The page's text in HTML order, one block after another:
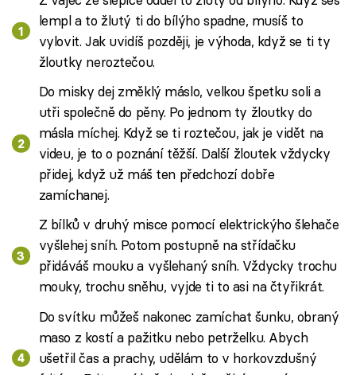
lempl a to žlutý ti do bílýho spadne, musíš to
vylovit. Jak uvidíš později, je výhoda, když se ti ty
žloutky neroztečou.
Do misky dej změklý máslo, velkou špetku soli a
utři společně do pěny. Po jednom ty žloutky do
másla míchej. Když se ti roztečou, jak je vidět na
videu, je to o poznání těžší. Další žloutek vždycky
přidej, když už máš ten předchozí dobře
zamíchanej.
Z bílků v druhý misce pomocí elektrickýho šlehače
vyšlehej sníh. Potom postupně na střídačku
přidáváš mouku a vyšlehaný sníh. Vždycky trochu
mouky, trochu sněhu, vyjde ti to asi na čtyřikrát.
Do svítku můžeš nakonec zamíchat šunku, obraný
maso z kostí a pažitku nebo petrželku. Abych
ušetřil čas a prachy, udělám to v horkovzdušný